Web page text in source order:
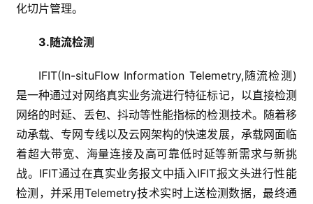
化切片管理。
3.随流检测
IFIT(In-situFlow Information Telemetry,随流检测)
是一种通过对网络真实业务流进行特征标记，以直接检测
网络的时延、丢包、抖动等性能指标的检测技术。随着移
动承载、专网专线以及云网架构的快速发展，承载网面临
着超大带宽、海量连接及高可靠低时延等新需求与新挑
战。IFIT通过在真实业务报文中插入IFIT报文头进行性能
检测，并采用Telemetry技术实时上送检测数据，最终通